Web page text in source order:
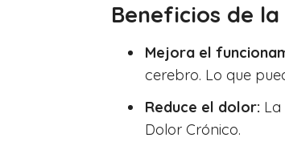
Beneficios de
Mejora el
cerebro. Lo que
Reduce el dolor: La
Dolor Crónico.